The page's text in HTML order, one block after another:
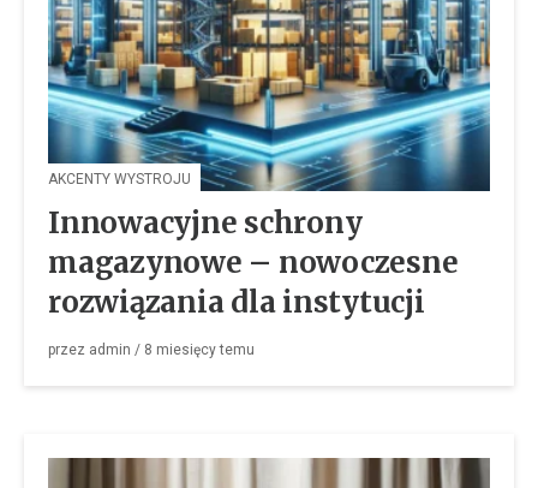
AKCENTY WYSTROJU
Innowacyjne schrony
magazynowe – nowoczesne
rozwiązania dla instytucji
przez admin / 8 miesięcytemu